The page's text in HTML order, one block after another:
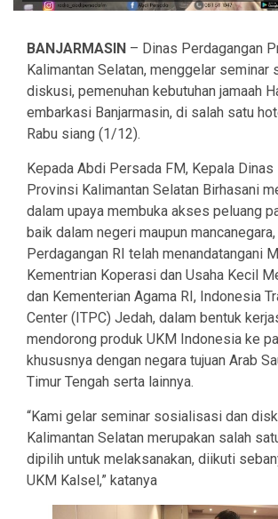
BANJARMASIN – Dinas Perdagangan
Kalimantan Selatan, menggelar seminar
diskusi, pemenuhan kebutuhan jamaah
embarkasi Banjarmasin, di salah satu
Rabu siang (1/12).
Kepada Abdi Persada FM, Kepala Dinas
Provinsi Kalimantan Selatan Birhasani
dalam upaya membuka akses peluang
baik dalam negeri maupun
Perdagangan RI telah menandatangani
Kementrian Koperasi dan Usaha Kecil
dan Kementerian Agama RI, Indonesia
Center (ITPC) Jedah, dalam bentuk
mendorong produk UKM Indonesia ke
khususnya dengan negara tujuan Arab
Timur Tengah serta lainnya.
“Kami gelar seminar sosialisasi dan
Kalimantan Selatan merupakan salah
dipilih untuk melaksanakan, diikuti
UKM Kalsel,” katanya